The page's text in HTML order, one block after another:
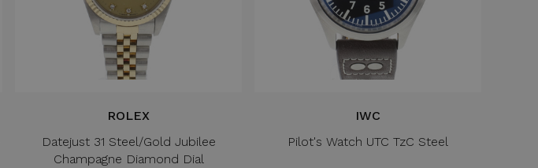
ROLEX
Datejust 31 Steel/Gold Jubilee
Champagne Diamond Dial
IWC
Pilot's Watch UTC TzC Steel